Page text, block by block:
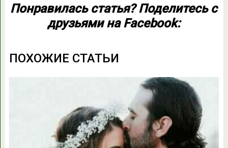
Понравилась статья? Поделитесь с
друзьями на Facebook:
ПОХОЖИЕ СТАТЬИ